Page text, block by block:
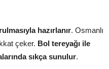
hazırlanır. Osmanlı
çeker. Bol tereyağı ile
sıkça sunulur.